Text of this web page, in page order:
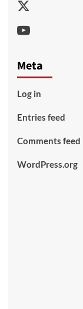
Twitter
Youtube
Meta
Log in
Entries feed
Comments feed
WordPress.org